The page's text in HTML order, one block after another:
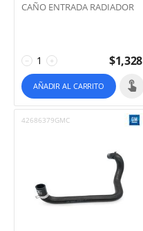
CAÑO ENTRADA RADIADOR
+
− $1,328
AÑADIR AL CARRITO
42686379GMC